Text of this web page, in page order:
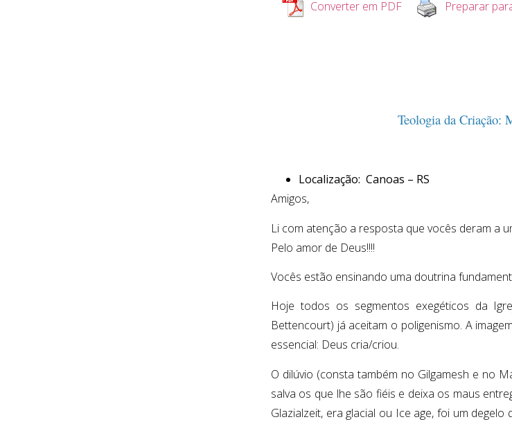
Converter em PDF Preparar
Teologia da Criação:
Localização: Canoas – RS
Amigos,
Li com atenção a resposta que vocês deram a
Pelo amor de Deus!!!!
Vocês estão ensinando uma doutrina
Hoje todos os segmentos exegéticos da
Bettencourt) já aceitam o poligenismo. A
essencial: Deus cria/criou.
O dilúvio (consta também no Gilgamesh e no
salva os que lhe são fiéis e deixa os maus
Glazialzeit, era glacial ou Ice age, foi um